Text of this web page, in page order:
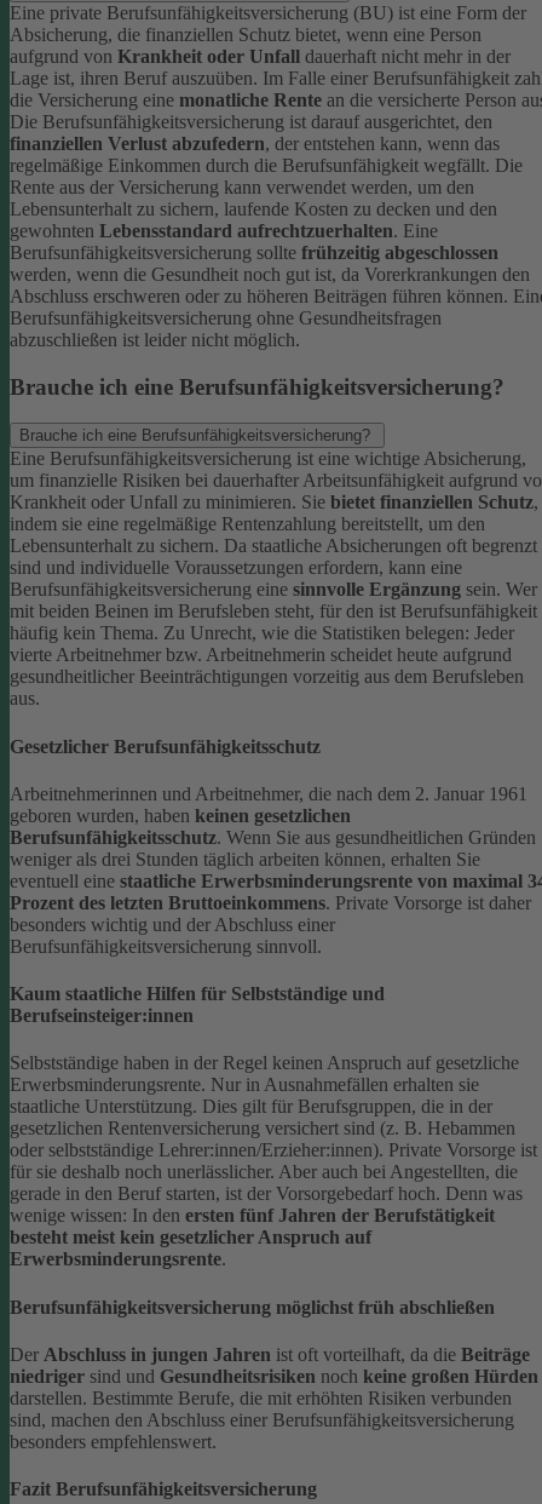
Eine private Berufsunfähigkeitsversicherung (BU) ist eine Form der
Absicherung, die finanziellen Schutz bietet, wenn eine Person
aufgrund von Krankheit oder Unfall dauerhaft nicht mehr in der
Lage ist, ihren Beruf auszuüben. Im Falle einer Berufsunfähigkeit
die Versicherung eine monatliche Rente an die versicherte Person
Die Berufsunfähigkeitsversicherung ist darauf ausgerichtet, den
finanziellen Verlust abzufedern, der entstehen kann, wenn das
regelmäßige Einkommen durch die Berufsunfähigkeit wegfällt. Die
Rente aus der Versicherung kann verwendet werden, um den
Lebensunterhalt zu sichern, laufende Kosten zu decken und den
gewohnten Lebensstandard aufrechtzuerhalten. Eine
Berufsunfähigkeitsversicherung sollte frühzeitig abgeschlossen
werden, wenn die Gesundheit noch gut ist, da Vorerkrankungen den
Abschluss erschweren oder zu höheren Beiträgen führen können.
Berufsunfähigkeitsversicherung ohne Gesundheitsfragen
abzuschließen ist leider nicht möglich.
Brauche ich eine Berufsunfähigkeitsversicherung?
Brauche ich eine Berufsunfähigkeitsversicherung?
Eine Berufsunfähigkeitsversicherung ist eine wichtige Absicherung,
um finanzielle Risiken bei dauerhafter Arbeitsunfähigkeit aufgrund
Krankheit oder Unfall zu minimieren. Sie bietet finanziellen Schutz,
indem sie eine regelmäßige Rentenzahlung bereitstellt, um den
Lebensunterhalt zu sichern. Da staatliche Absicherungen oft begrenzt
sind und individuelle Voraussetzungen erfordern, kann eine
Berufsunfähigkeitsversicherung eine sinnvolle Ergänzung sein. Wer
mit beiden Beinen im Berufsleben steht, für den ist Berufsunfähigkeit
häufig kein Thema. Zu Unrecht, wie die Statistiken belegen: Jeder
vierte Arbeitnehmer bzw. Arbeitnehmerin scheidet heute aufgrund
gesundheitlicher Beeinträchtigungen vorzeitig aus dem Berufsleben
aus.
Gesetzlicher Berufsunfähigkeitsschutz
Arbeitnehmerinnen und Arbeitnehmer, die nach dem 2. Januar 1961
geboren wurden, haben keinen gesetzlichen
Berufsunfähigkeitsschutz. Wenn Sie aus gesundheitlichen Gründen
weniger als drei Stunden täglich arbeiten können, erhalten Sie
eventuell eine staatliche Erwerbsminderungsrente von maximal
Prozent des letzten Bruttoeinkommens. Private Vorsorge ist daher
besonders wichtig und der Abschluss einer
Berufsunfähigkeitsversicherung sinnvoll.
Kaum staatliche Hilfen für Selbstständige und
Berufseinsteiger:innen
Selbstständige haben in der Regel keinen Anspruch auf gesetzliche
Erwerbsminderungsrente. Nur in Ausnahmefällen erhalten sie
staatliche Unterstützung. Dies gilt für Berufsgruppen, die in der
gesetzlichen Rentenversicherung versichert sind (z. B. Hebammen
oder selbstständige Lehrer:innen/Erzieher:innen). Private Vorsorge ist
für sie deshalb noch unerlässlicher. Aber auch bei Angestellten, die
gerade in den Beruf starten, ist der Vorsorgebedarf hoch. Denn was
wenige wissen: In den ersten fünf Jahren der Berufstätigkeit
besteht meist kein gesetzlicher Anspruch auf
Erwerbsminderungsrente.
Berufsunfähigkeitsversicherung möglichst früh abschließen
Der Abschluss in jungen Jahren ist oft vorteilhaft, da die Beiträge
niedriger sind und Gesundheitsrisiken noch keine großen Hürden
darstellen. Bestimmte Berufe, die mit erhöhten Risiken verbunden
sind, machen den Abschluss einer Berufsunfähigkeitsversicherung
besonders empfehlenswert.
Fazit Berufsunfähigkeitsversicherung